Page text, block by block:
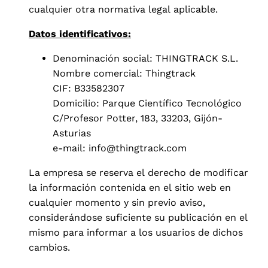
cualquier otra normativa legal aplicable.
Datos identificativos:
Denominación social: THINGTRACK S.L.
Nombre comercial: Thingtrack
CIF: B33582307
Domicilio: Parque Científico Tecnológico
C/Profesor Potter, 183, 33203, Gijón-
Asturias
e-mail: info@thingtrack.com
La empresa se reserva el derecho de modificar
la información contenida en el sitio web en
cualquier momento y sin previo aviso,
considerándose suficiente su publicación en el
mismo para informar a los usuarios de dichos
cambios.